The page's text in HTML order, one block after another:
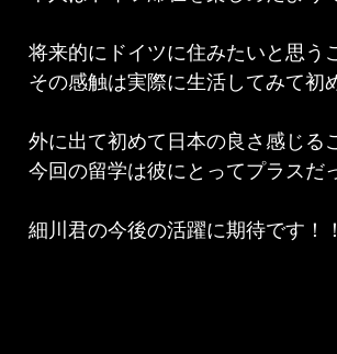
将来的にドイツに住みたいと思う
その感触は実際に生活してみて初
外に出て初めて日本の良さ感じる
今回の留学は彼にとってプラスだ
細川君の今後の活躍に期待です！！